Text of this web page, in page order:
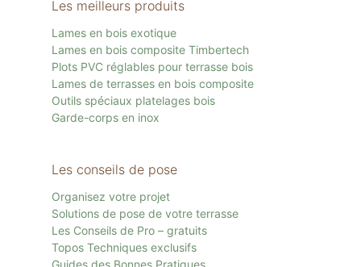
Les meilleurs produits
Lames en bois exotique
Lames en bois composite Timbertech
Plots PVC réglables pour terrasse bois
Lames de terrasses en bois composite
Outils spéciaux platelages bois
Garde-corps en inox
Les conseils de pose
Organisez votre projet
Solutions de pose de votre terrasse
Les Conseils de Pro – gratuits
Topos Techniques exclusifs